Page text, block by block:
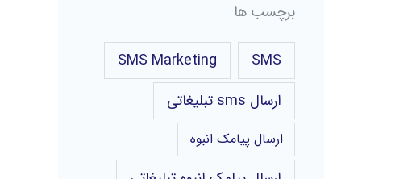
برچسب ها
SMS
SMS Marketing
ارسال sms تبلیغاتی
ارسال پیامک انبوه